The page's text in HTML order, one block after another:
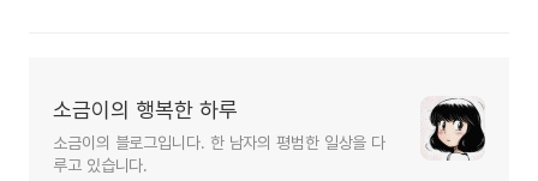
소금이의 행복한 하루
소금이의 블로그입니다. 한 남자의 평범한 일상을 다
루고 있습니다.